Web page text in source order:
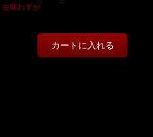
在庫わずか